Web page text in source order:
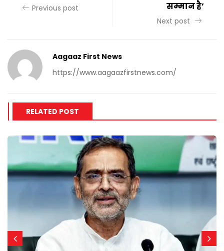
Previous post
सम्मान है’
Next post
Aagaaz First News
https://www.aagaazfirstnews.com/
RELATED POST